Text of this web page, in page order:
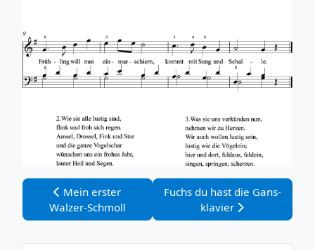
Vorheriger Beitrag: Mein erster Walzer-Schmoll
Mein erster
Walzer-Schmoll
Nächster Beitrag: Fuchs du
Fuchs du hast die Gans-
klavier